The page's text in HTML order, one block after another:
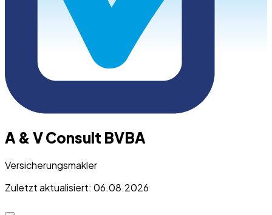
A & V Consult BVBA
Versicherungsmakler
Zuletzt aktualisiert: 06.08.2026